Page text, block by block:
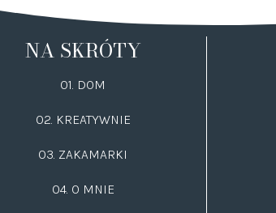
NA SKRÓTY
01. DOM
02. KREATYWNIE
03. ZAKAMARKI
04. O MNIE